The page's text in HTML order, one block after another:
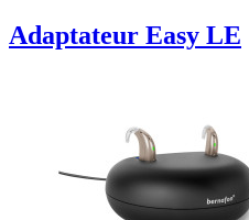
Adaptateur Easy LE